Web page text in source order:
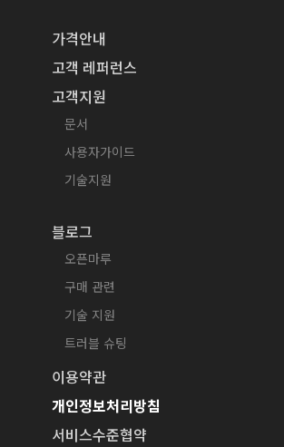
가격안내
고객 레퍼런스
고객지원
문서
사용자가이드
기술지원
블로그
오픈마루
구매 관련
기술 지원
트러블 슈팅
이용약관
개인정보처리방침
서비스수준협약